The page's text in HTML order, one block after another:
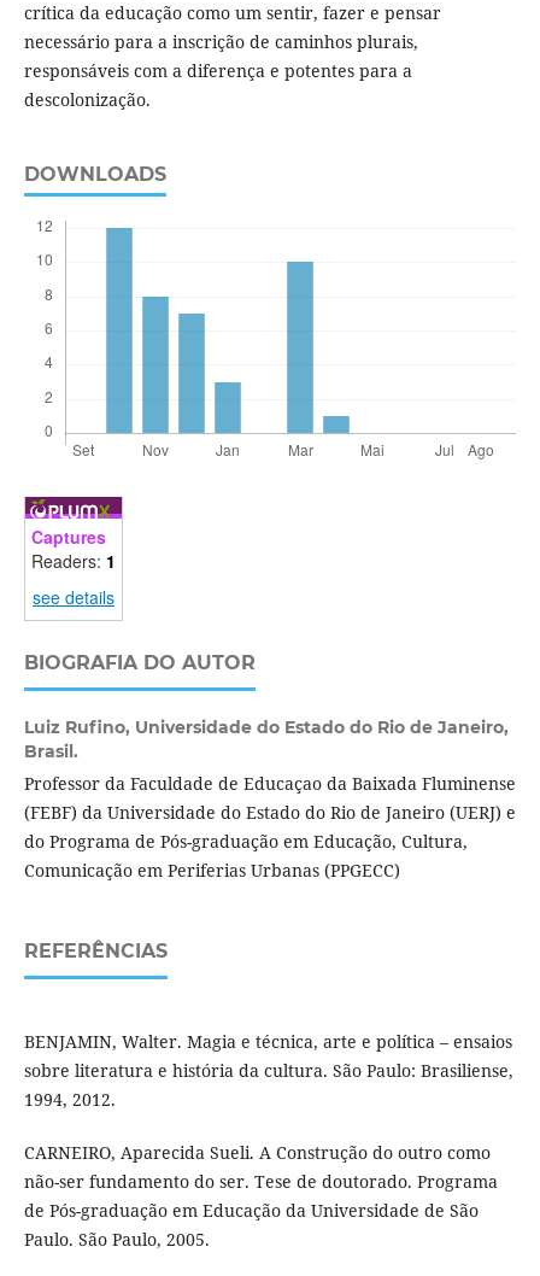
crítica da educação como um sentir, fazer e pensar
necessário para a inscrição de caminhos plurais,
responsáveis com a diferença e potentes para a
descolonização.
DOWNLOADS
Captures
Readers: 1
see details
BIOGRAFIA DO AUTOR
Luiz Rufino, Universidade do Estado do Rio de Janeiro,
Brasil.
Professor da Faculdade de Educaçao da Baixada Fluminense
(FEBF) da Universidade do Estado do Rio de Janeiro (UERJ) e
do Programa de Pós-graduação em Educação, Cultura,
Comunicação em Periferias Urbanas (PPGECC)
REFERÊNCIAS
BENJAMIN, Walter. Magia e técnica, arte e política – ensaios
sobre literatura e história da cultura. São Paulo: Brasiliense,
1994, 2012.
CARNEIRO, Aparecida Sueli. A Construção do outro como
não-ser fundamento do ser. Tese de doutorado. Programa
de Pós-graduação em Educação da Universidade de São
Paulo. São Paulo, 2005.